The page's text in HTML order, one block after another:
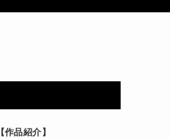
【作品紹介】